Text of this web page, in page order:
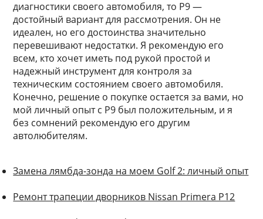
диагностики своего автомобиля, то P9 —
достойный вариант для рассмотрения. Он не
идеален, но его достоинства значительно
перевешивают недостатки. Я рекомендую его
всем, кто хочет иметь под рукой простой и
надежный инструмент для контроля за
техническим состоянием своего автомобиля.
Конечно, решение о покупке остается за вами, но
мой личный опыт с P9 был положительным, и я
без сомнений рекомендую его другим
автолюбителям.
Замена лямбда-зонда на моем Golf 2: личный опыт
Ремонт трапеции дворников Nissan Primera P12